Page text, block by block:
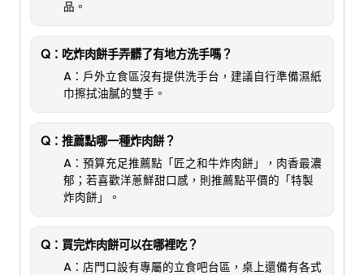
品。
Q：吃炸肉餅手弄髒了有地方洗手嗎？
A：戶外立食區沒有提供洗手台，建議自行準備濕紙
巾擦拭油膩的雙手。
Q：推薦點哪一種炸肉餅？
A：預算充足推薦點「匠之和牛炸肉餅」，肉香最濃
郁；若喜歡洋蔥鮮甜口感，則推薦點平價的「特製
炸肉餅」。
Q：買完炸肉餅可以在哪裡吃？
A：店門口設有專屬的立食吧台區，桌上還備有各式